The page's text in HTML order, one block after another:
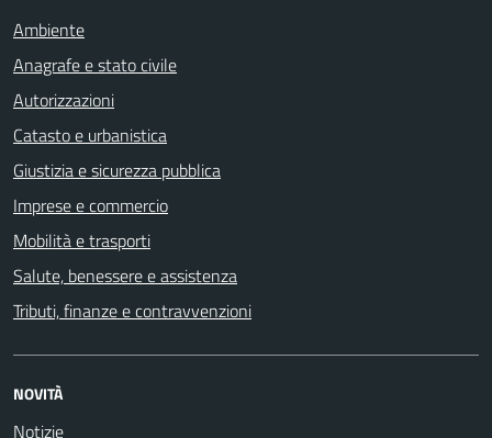
Ambiente
Anagrafe e stato civile
Autorizzazioni
Catasto e urbanistica
Giustizia e sicurezza pubblica
Imprese e commercio
Mobilità e trasporti
Salute, benessere e assistenza
Tributi, finanze e contravvenzioni
NOVITÀ
Notizie